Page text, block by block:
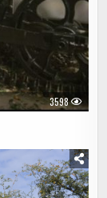
3598